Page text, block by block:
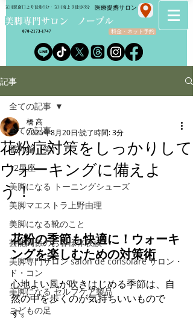
​美脚専門サロン ノーブル
立川駅南口より徒歩5分・立川南より徒歩3分
料金・ネット予約
070-2173-1747
​医療提携サロン
記事
全ての記事
番外編（笑）
12星座
美脚になる トーニングシューズ
美脚マエストラ上野由理
美脚になる靴のこと
芸能関係のお客様体験談
美脚専門サロン salon de consolare サロン・
ド・コン
美脚になる セルフケア製品
こどもの足
全ての記事
花粉症対策をしっかりして
ウォーキングに備えよ
う！
橋 高
2025年8月20日 読了時間: 3分
花粉の季節も快適に！ウォーキ
ングを楽しむための対策術
心地よい風が吹きはじめる季節は、自
然の中を歩くのが気持ちいいもので
す。